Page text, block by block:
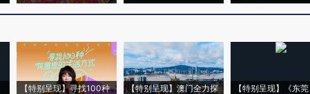
【特别呈现】寻找100种
【特别呈现】澳门全力探
【特别呈现】《东